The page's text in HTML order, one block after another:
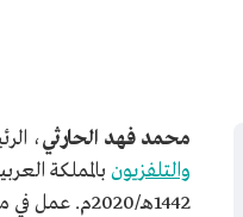
محمد فهد الحارثي،
والتلفزيون بالمملكة
1442هـ/2020م.